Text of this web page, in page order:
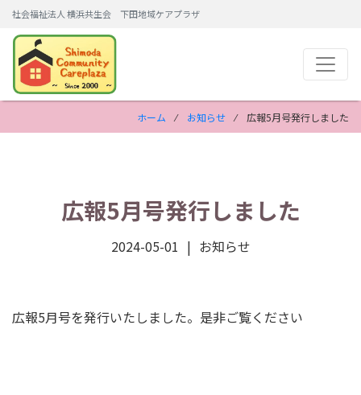
社会福祉法人 横浜共生会 下田地域ケアプラザ
ホーム ⁄ お知らせ ⁄ 広報5月号発行しました
広報5月号発行しました
2024-05-01 お知らせ
広報5月号を発行いたしました。是非ご覧ください